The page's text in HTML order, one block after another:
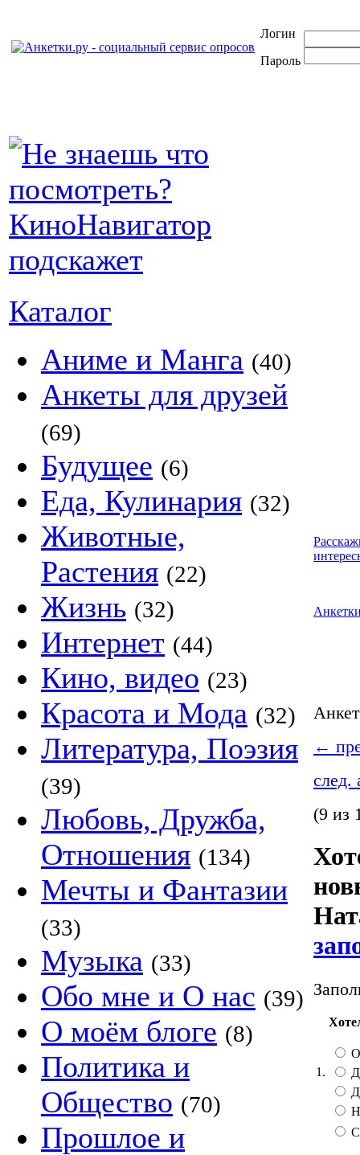
Логин
Пароль
Каталог
Аниме и Манга (40)
Анкеты для друзей
(69)
Будущее (6)
Еда, Кулинария (32)
Животные,
Растения (22)
Жизнь (32)
Интернет (44)
Кино, видео (23)
Красота и Мода (32)
Литература, Поэзия
(39)
Любовь, Дружба,
Отношения (134)
Мечты и Фантазии
(33)
Музыка (33)
Обо мне и О нас (39)
О моём блоге (8)
Политика и
Общество (70)
Прошлое и
←
след.
(9 из
1.